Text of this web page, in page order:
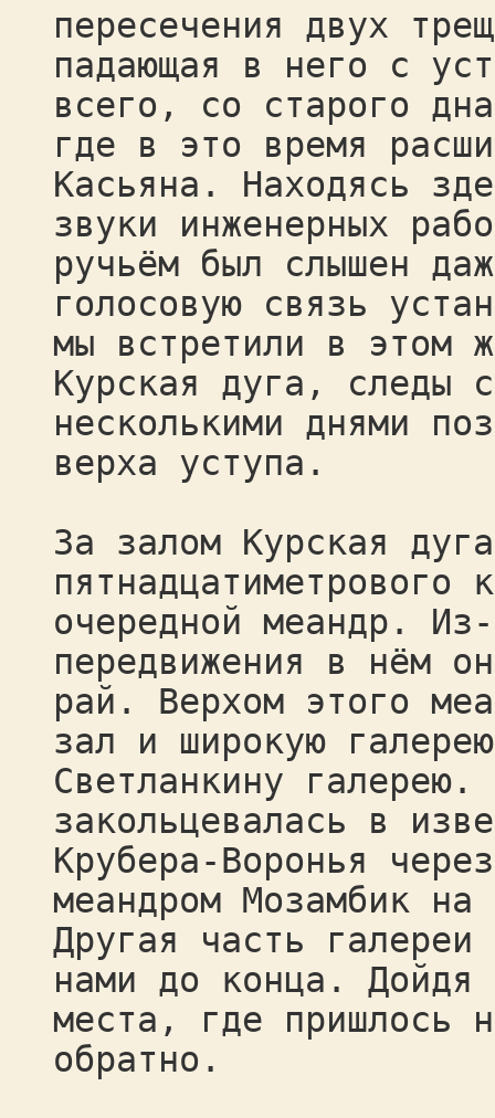
пересечения двух
падающая в него с
всего, со старого
где в это время
Касьяна. Находясь
звуки инженерных
ручьём был слышен
голосовую связь
мы встретили в этом
Курская дуга, следы
несколькими днями
верха уступа.
За залом Курская
пятнадцатиметрового
очередной меандр.
передвижения в нём
рай. Верхом этого
зал и широкую
Светланкину
закольцевалась в
Крубера-Воронья
меандром Мозамбик
Другая часть
нами до конца. Дойдя
места, где пришлось
обратно.